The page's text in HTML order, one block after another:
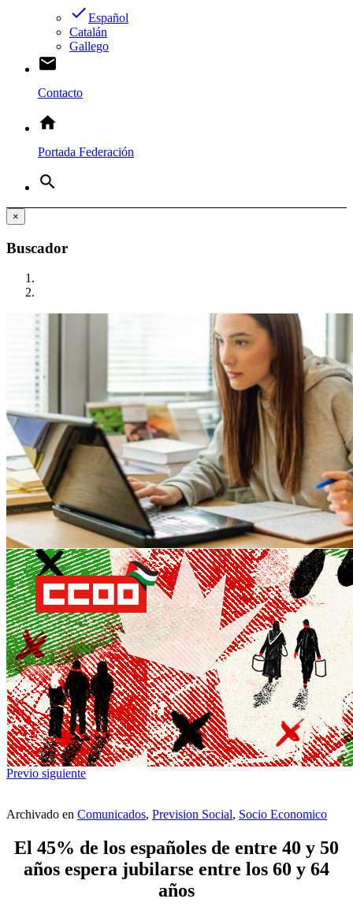
doneEspañol
Catalán
Gallego
email
Contacto
home
Portada Federación
search
×
Buscador
Previo siguiente
Archivado en Comunicados, Prevision Social, Socio Economico
El 45% de los españoles de entre 40 y 50
años espera jubilarse entre los 60 y 64
años